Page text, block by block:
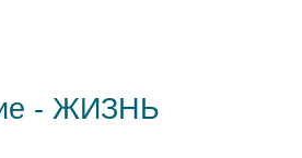
- ЖИЗНЬ